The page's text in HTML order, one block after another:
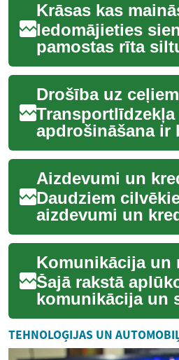
Iedomājieties
pamostas rīta
maigāk krāsojas,
kurš maina toni,
pieskaras. ...
Transportlīdzekļa
apdrošināšana ir
elements, kas
mieru un
ikvienam
Daudziem
aizdevumi un
instrumentu, lai
lielākus
īslaicīgas ...
Šajā rakstā
komunikācija un
robežas var
stabilas
Tēmas ...
TEHNOLOĢIJAS UN